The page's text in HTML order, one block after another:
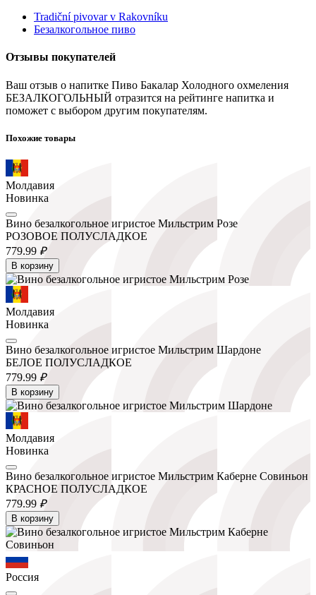
Tradiční pivovar v Rakovníku
Безалкогольное пиво
Отзывы покупателей
Ваш отзыв о напитке Пиво Бакалар Холодного охмеления
БЕЗАЛКОГОЛЬНЫЙ отразится на рейтинге напитка и
поможет с выбором другим покупателям.
Похожие товары
Молдавия
Новинка
Вино безалкогольное игристое Мильстрим Розе
РОЗОВОЕ ПОЛУСЛАДКОЕ
779.99 ₽
В корзину
Молдавия
Новинка
Вино безалкогольное игристое Мильстрим Шардоне
БЕЛОЕ ПОЛУСЛАДКОЕ
779.99 ₽
В корзину
Молдавия
Новинка
Вино безалкогольное игристое Мильстрим Каберне Совиньон
КРАСНОЕ ПОЛУСЛАДКОЕ
779.99 ₽
В корзину
Россия